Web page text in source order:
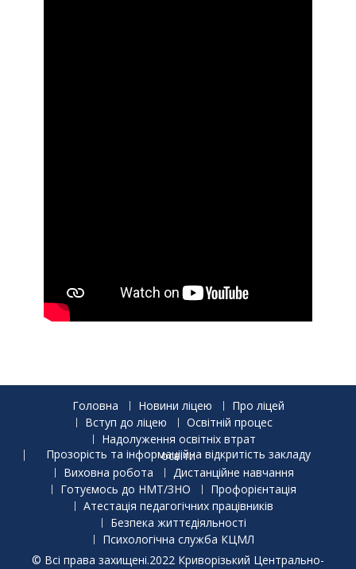
Головна Новини ліцею
Про ліцей
Вступ до ліцею
Освітній процес
Надолуження освітніх втрат
Прозорість та інформаціійна відкритість закладу освіти
Виховна робота
Дистанційне навчання
Готуємось до НМТ/ЗНО
Профорієнтація
Атестація педагогічних працівників
Безпека життєдіяльності
Психологічна служба КЦМЛ
© Всі права захищені.2022 Криворізький Центрально-